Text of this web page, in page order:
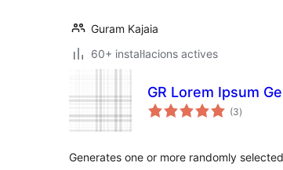
Guram Kajaia
60+ instal·lacions actives
GR Lorem Ipsum
(3totals
)
Generates one or more randomly